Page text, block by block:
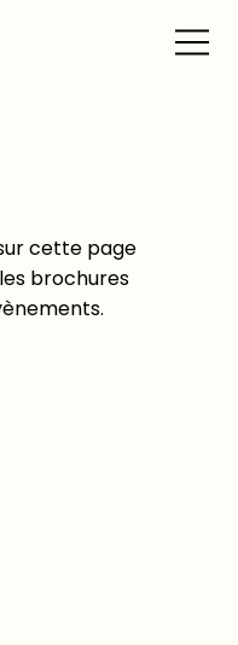
cette page
brochures